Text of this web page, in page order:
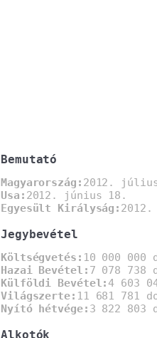
Bemutató
Magyarország: 2012.
Usa: 2012. június 18.
Egyesült Királyság:
Jegybevétel
Költségvetés: 10 000 000
Hazai Bevétel: 7 078 738
Külföldi Bevétel: 4 603
Világszerte: 11 681 781
Nyító hétvége: 3 822 803
Alkotók